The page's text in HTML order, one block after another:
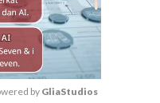
by GliaStudios